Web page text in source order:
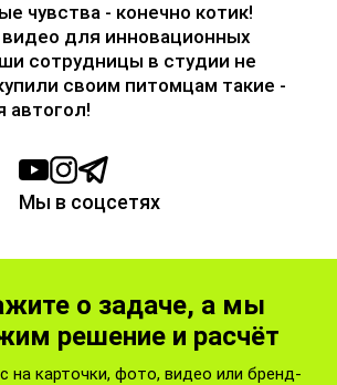
чувства - конечно котик!
для инновационных
сотрудницы в студии не
своим питомцам такие -
автогол!
Мы в соцсетях
о задаче, а мы
решение и расчёт
на карточки, фото, видео или бренд-